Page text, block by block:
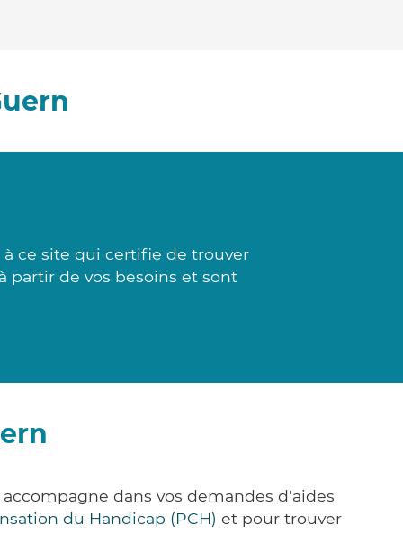
ce site qui certifie de trouver
partir de vos besoins et sont
dans vos demandes d'aides
du Handicap (PCH) et pour trouver